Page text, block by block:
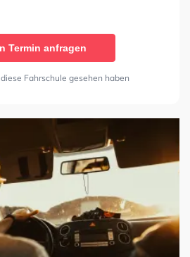
Termin anfragen
Fahrschule gesehen haben